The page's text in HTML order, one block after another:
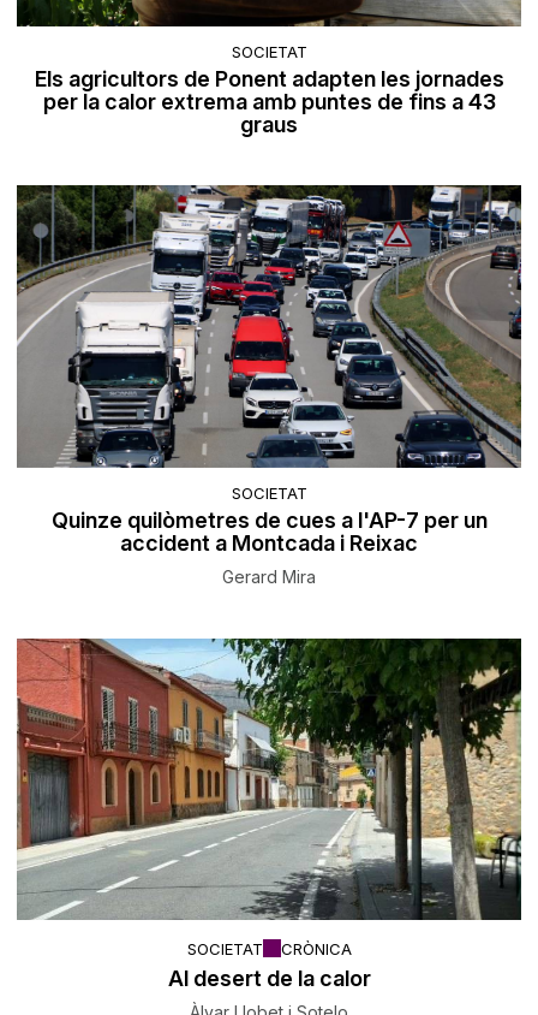
SOCIETAT
Els agricultors de Ponent adapten les jornades
per la calor extrema amb puntes de fins a 43
graus
SOCIETAT
Quinze quilòmetres de cues a l'AP-7 per un
accident a Montcada i Reixac
Gerard Mira
SOCIETAT CRÒNICA
Al desert de la calor